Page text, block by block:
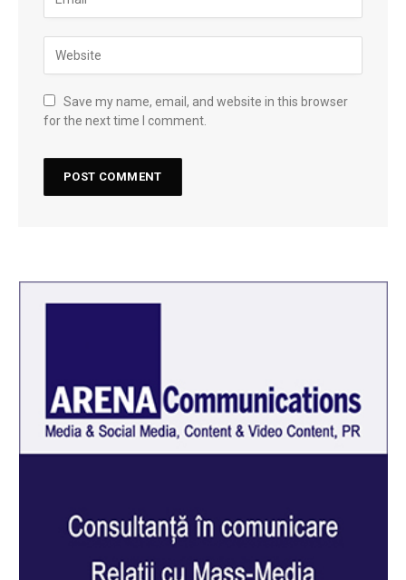
Save my name, email, and website in this browser
for the next time I comment.